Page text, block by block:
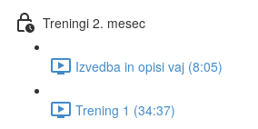
Treningi 2. mesec
Izvedba in opisi vaj (8:05)
Trening 1 (34:37)